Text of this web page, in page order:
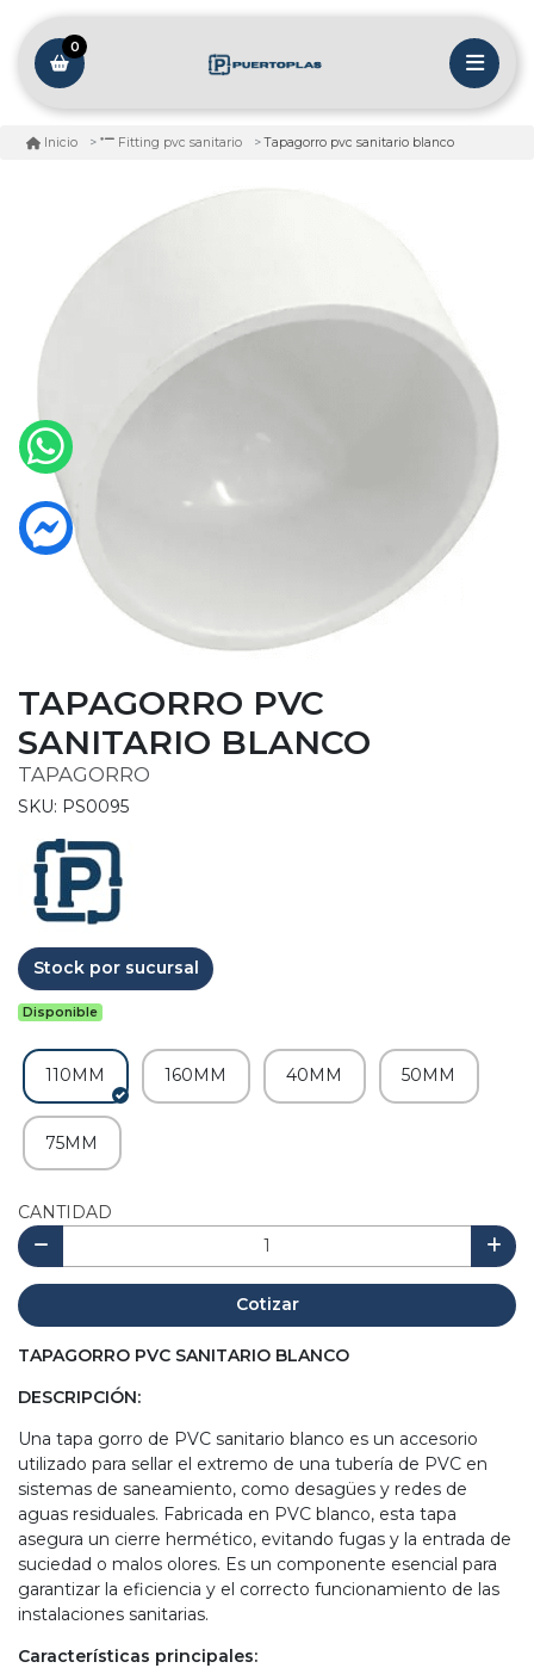
0
Inicio Fitting pvc sanitario Tapagorro pvc sanitario blanco
TAPAGORRO PVC
SANITARIO BLANCO
TAPAGORRO
SKU: PS0095
Stock por sucursal
Disponible
110MM 160MM 40MM 50MM
75MM
CANTIDAD
Cotizar
TAPAGORRO PVC SANITARIO BLANCO
DESCRIPCIÓN:
Una tapa gorro de PVC sanitario blanco es un accesorio
utilizado para sellar el extremo de una tubería de PVC en
sistemas de saneamiento, como desagües y redes de
aguas residuales. Fabricada en PVC blanco, esta tapa
asegura un cierre hermético, evitando fugas y la entrada de
suciedad o malos olores. Es un componente esencial para
garantizar la eficiencia y el correcto funcionamiento de las
instalaciones sanitarias.
Características principales: